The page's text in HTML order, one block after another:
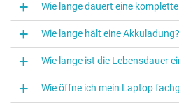
Wie lange dauert eine
Wie lange hält eine Akkuladung?
Wie lange ist die Lebensdauer
Wie öffne ich mein Laptop